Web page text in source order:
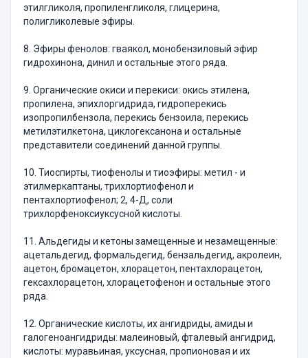
этилгликоля, пропиленгликоля, глицерина,
полигликолевые эфиры.
8. Эфиры фенолов: гваякол, монобензиловый эфир
гидрохинона, динил и остальные этого ряда.
9. Органические окиси и перекиси: окись этилена,
пропилена, эпихлоргидрида, гидроперекись
изопропилбензола, перекись бензоила, перекись
метилэтилкетона, циклогексанона и остальные
представители соединений данной группы.
10. Тиоспирты, тиофенолы и тиоэфиры: метил - и
этилмеркаптаны, трихлортиофенол и
пентахлортиофенол; 2, 4-Д, соли
трихлорфеноксиуксусной кислоты.
11. Альдегиды и кетоны замещенные и незамещенные:
ацетальдегид, формальдегид, бензальдегид, акролеин,
ацетон, бромацетон, хлорацетон, пентахлорацетон,
гексахлорацетон, хлорацетофенон и остальные этого
ряда.
12. Органические кислоты, их ангидриды, амиды и
галогеноангидриды: малеиновый, фталевый ангидрид,
кислоты: муравьиная, уксусная, пропионовая и их